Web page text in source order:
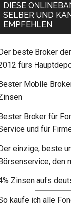
DIESE
SELBER UND
EMPFEHLEN
beste Broker
fürs
Mobile
Broker für
und für
einzige, beste
den
Zinsen aufs
kaufe ich alle